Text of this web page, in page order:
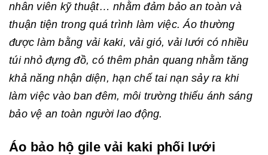
nhân viên kỹ thuật… nhằm đảm bảo an toàn và
thuận tiện trong quá trình làm việc. Áo thường
được làm bằng vải kaki, vải gió, vải lưới có nhiều
túi nhỏ đựng đồ, có thêm phản quang nhằm tăng
khả năng nhận diện, hạn chế tai nạn sảy ra khi
làm việc vào ban đêm, môi trường thiếu ánh sáng
bảo vệ an toàn người lao động.
Áo bảo hộ gile vải kaki phối lưới